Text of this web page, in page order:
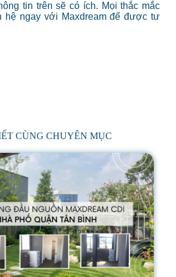
tin trên sẽ có ích. Mọi thắc mắc
hệ ngay với Maxdream để được tư
CÙNG CHUYÊN MỤC